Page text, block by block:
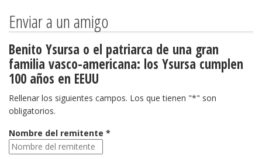
Enviar a un amigo
Benito Ysursa o el patriarca de una gran
familia vasco-americana: los Ysursa cumplen
100 años en EEUU
Rellenar los siguientes campos. Los que tienen "*" son
obligatorios.
Nombre del remitente *